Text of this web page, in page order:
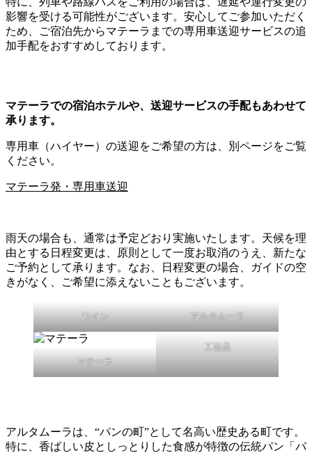
影響を受ける可能性がございます。安心してご参加いただく
ため、ご宿泊先からマテーラまでの専用車送迎サービスの追
加手配をおすすめしております。
マテーラでの宿泊ホテルや、送迎サービスの手配もあわせて
承ります。
専用車（ハイヤー）の送迎をご希望の方は、別ページをご覧
ください。
マテーラ発・専用車送迎
雨天の場合も、通常は予定どおり実施いたします。天候を理
由とする日程変更は、原則として一度お取消のうえ、新たな
ご予約として承ります。なお、日程変更の場合、ガイドの空
きがなく、ご希望に添えないこともございます。
ワイン アルタムーラ
マテーラ
工芸品
アルタムーラは、“パンの町”として名高い歴史ある町です。
特に、香ばしい皮としっとりした食感が特徴の伝統パン「パ